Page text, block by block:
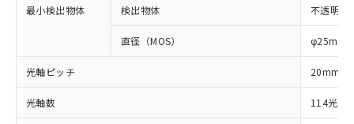
最小検出物体 検出物体 不透明体
直径（MOS） φ25mm
光軸ピッチ 20mm
光軸数 114光軸